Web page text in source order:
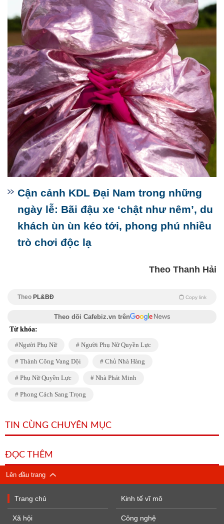
Cận cảnh KDL Đại Nam trong những
ngày lễ: Bãi đậu xe ‘chật như nêm’, du
khách ùn ùn kéo tới, phong phú nhiều
trò chơi độc lạ
Theo Thanh Hải
Theo PL&BĐ Copy link
Theo dõi Cafebiz.vn trên
Từ khóa:
Người Phụ Nữ Người Phụ Nữ Quyền Lực
Thành Công Vang Dội Chủ Nhà Hàng
Phụ Nữ Quyền Lực Nhà Phát Minh
Phong Cách Sang Trọng
TIN CÙNG CHUYÊN MỤC
ĐỌC THÊM
Lên đầu trang
Trang chủ
Xã hội
Kinh tế vĩ mô
Công nghệ